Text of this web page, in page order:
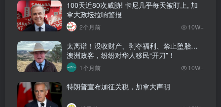
100天近80次威胁! 卡尼几乎每天被盯上, 加
拿大政坛拉响警报
2个月前 10W+
太离谱！没收财产、剥夺福利、禁止堕胎…
澳洲政客，纷纷对华人移民“开刀”！
1个月前 10W+
特朗普宣布加征关税，加拿大声明